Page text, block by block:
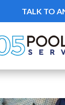
TALK TO